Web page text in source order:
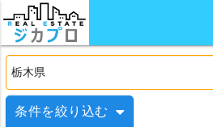
条件を絞り込む